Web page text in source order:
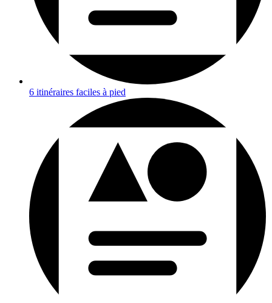
6 itinéraires faciles à pied